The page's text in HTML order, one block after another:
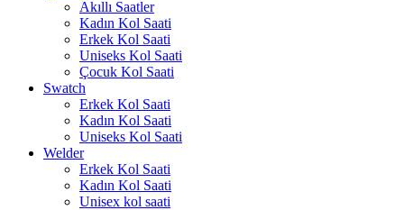
Akıllı Saatler
Kadın Kol Saati
Erkek Kol Saati
Uniseks Kol Saati
Çocuk Kol Saati
Swatch
Erkek Kol Saati
Kadın Kol Saati
Uniseks Kol Saati
Welder
Erkek Kol Saati
Kadın Kol Saati
Unisex kol saati